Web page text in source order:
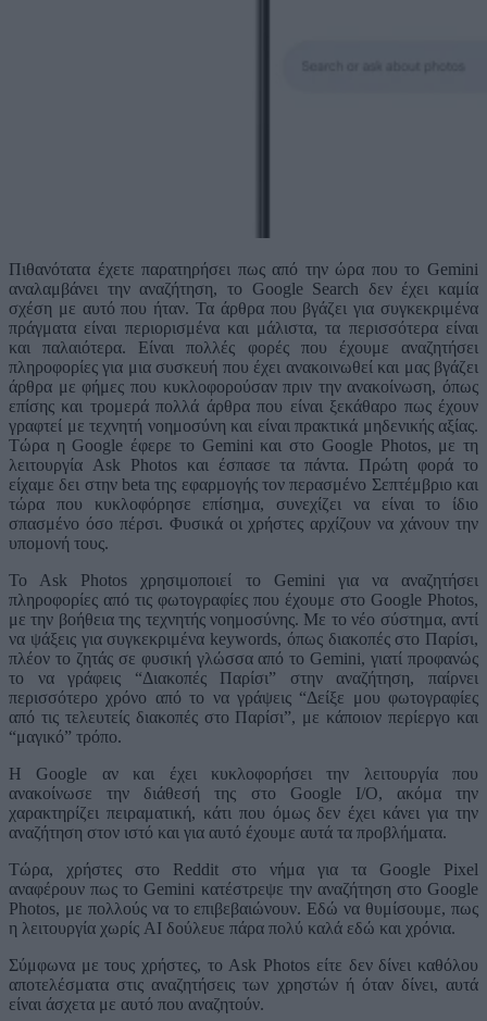
Πιθανότατα έχετε παρατηρήσει πως από την ώρα που το Gemini
αναλαμβάνει την αναζήτηση, το Google Search δεν έχει καμία
σχέση με αυτό που ήταν. Τα άρθρα που βγάζει για συγκεκριμένα
πράγματα είναι περιορισμένα και μάλιστα, τα περισσότερα είναι
και παλαιότερα. Είναι πολλές φορές που έχουμε αναζητήσει
πληροφορίες για μια συσκευή που έχει ανακοινωθεί και μας βγάζει
άρθρα με φήμες που κυκλοφορούσαν πριν την ανακοίνωση, όπως
επίσης και τρομερά πολλά άρθρα που είναι ξεκάθαρο πως έχουν
γραφτεί με τεχνητή νοημοσύνη και είναι πρακτικά μηδενικής αξίας.
Τώρα η Google έφερε το Gemini και στο Google Photos, με τη
λειτουργία Ask Photos και έσπασε τα πάντα. Πρώτη φορά το
είχαμε δει στην beta της εφαρμογής τον περασμένο Σεπτέμβριο και
τώρα που κυκλοφόρησε επίσημα, συνεχίζει να είναι το ίδιο
σπασμένο όσο πέρσι. Φυσικά οι χρήστες αρχίζουν να χάνουν την
υπομονή τους.
To Ask Photos χρησιμοποιεί το Gemini για να αναζητήσει
πληροφορίες από τις φωτογραφίες που έχουμε στο Google Photos,
με την βοήθεια της τεχνητής νοημοσύνης. Με το νέο σύστημα, αντί
να ψάξεις για συγκεκριμένα keywords, όπως διακοπές στο Παρίσι,
πλέον το ζητάς σε φυσική γλώσσα από το Gemini, γιατί προφανώς
το να γράφεις “Διακοπές Παρίσι” στην αναζήτηση, παίρνει
περισσότερο χρόνο από το να γράψεις “Δείξε μου φωτογραφίες
από τις τελευτείς διακοπές στο Παρίσι”, με κάποιον περίεργο και
“μαγικό” τρόπο.
Η Google αν και έχει κυκλοφορήσει την λειτουργία που
ανακοίνωσε την διάθεσή της στο Google I/O, ακόμα την
χαρακτηρίζει πειραματική, κάτι που όμως δεν έχει κάνει για την
αναζήτηση στον ιστό και για αυτό έχουμε αυτά τα προβλήματα.
Τώρα, χρήστες στο Reddit στο νήμα για τα Google Pixel
αναφέρουν πως το Gemini κατέστρεψε την αναζήτηση στο Google
Photos, με πολλούς να το επιβεβαιώνουν. Εδώ να θυμίσουμε, πως
η λειτουργία χωρίς AI δούλευε πάρα πολύ καλά εδώ και χρόνια.
Σύμφωνα με τους χρήστες, το Ask Photos είτε δεν δίνει καθόλου
αποτελέσματα στις αναζητήσεις των χρηστών ή όταν δίνει, αυτά
είναι άσχετα με αυτό που αναζητούν.